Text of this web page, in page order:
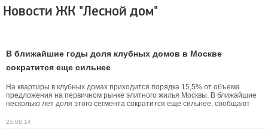
Новости ЖК "Лесной дом"
В ближайшие годы доля клубных домов в Москве
сократится еще сильнее
На квартиры в клубных домах приходится порядка 15,5% от объема
предложения на первичном рынке элитного жилья Москвы. В ближайшие
несколько лет доля этого сегмента сократится еще сильнее, сообщают
25.08.14